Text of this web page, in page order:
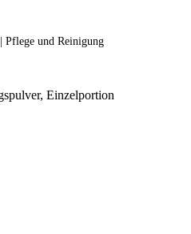
Pflege und Reinigung
Einzelportion